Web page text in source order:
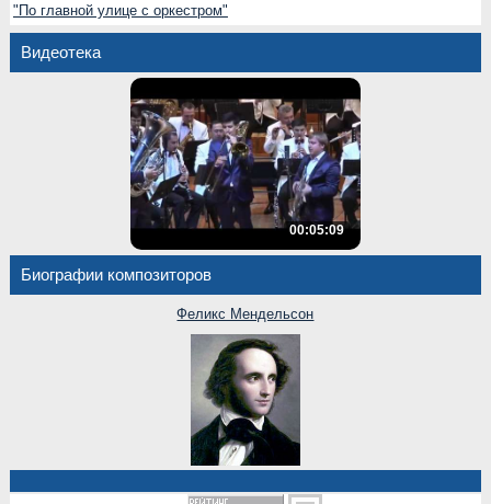
"По главной улице с оркестром"
Видеотека
00:05:09
Биографии композиторов
Феликс Мендельсон